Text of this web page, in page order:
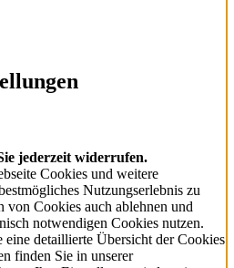
jederzeit widerrufen.
Cookies und weitere
Nutzungserlebnis zu
von Cookies auch ablehnen und
notwendigen Cookies nutzen.
detaillierte Übersicht der Cookies
finden Sie in unserer